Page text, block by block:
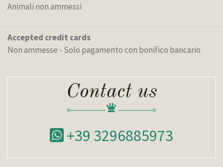
Animali non ammessi
Accepted credit cards
Non ammesse - Solo pagamento con bonifico bancario
Contact us
+39 3296885973